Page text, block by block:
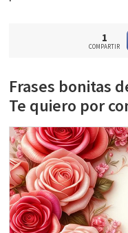
1
COMPARTIR
Frases bonitas
Te quiero por